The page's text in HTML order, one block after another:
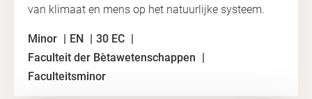
van klimaat en mens op het natuurlijke systeem.
Minor EN
30 EC
Faculteit der Bètawetenschappen
Faculteitsminor